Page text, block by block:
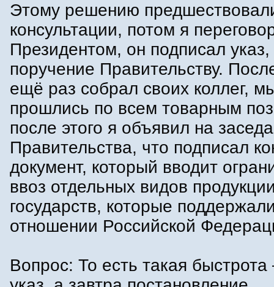
Этому решению
консультации, потом я
Президентом, он подписал
поручение Правительству.
ещё раз собрал своих коллег,
прошлись по всем товарным
после этого я объявил на
Правительства, что подписал
документ, который вводит
ввоз отдельных видов
государств, которые
отношении Российской
Вопрос: То есть такая быстрота